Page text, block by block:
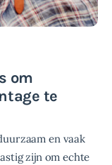
om
te
en vaak
zijn om echte